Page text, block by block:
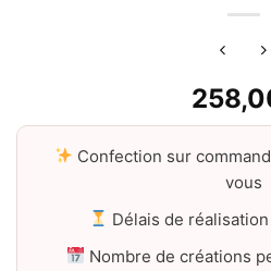
Confection sur
vous
Délais de
Nombre de créations